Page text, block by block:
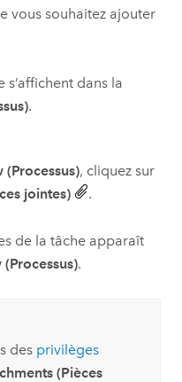
vous souhaitez ajouter
dans la
.
, cliquez sur
jointes) .
de la tâche apparaît
.
des privilèges
(Pièces